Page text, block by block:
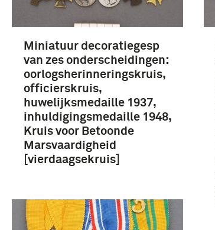
Miniatuur decoratiegesp
van zes onderscheidingen:
oorlogsherinneringskruis,
officierskruis,
huwelijksmedaille 1937,
inhuldigingsmedaille 1948,
Kruis voor Betoonde
Marsvaardigheid
[vierdaagsekruis]